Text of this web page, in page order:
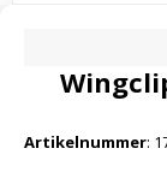
Artikelnummer: